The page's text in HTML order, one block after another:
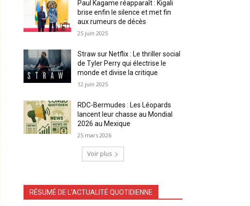
Paul Kagame réapparaît : Kigali
brise enfin le silence et met fin
aux rumeurs de décès
25 juin 2025
Straw sur Netflix : Le thriller social
de Tyler Perry qui électrise le
monde et divise la critique
12 juin 2025
RDC-Bermudes : Les Léopards
lancent leur chasse au Mondial
2026 au Mexique
25 mars 2026
Voir plus
RÉSUMÉ DE L'ACTUALITÉ QUOTIDIENNE